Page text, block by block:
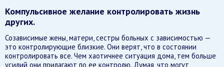
Компульсивное желание контролировать жизнь
других.
Созависимые жены, матери, сестры больных с зависимостью —
это контролирующие близкие. Они верят, что в состоянии
контролировать все. Чем хаотичнее ситуация дома, тем больше
усилий они прилагают по ее контролю. Думая, что могут